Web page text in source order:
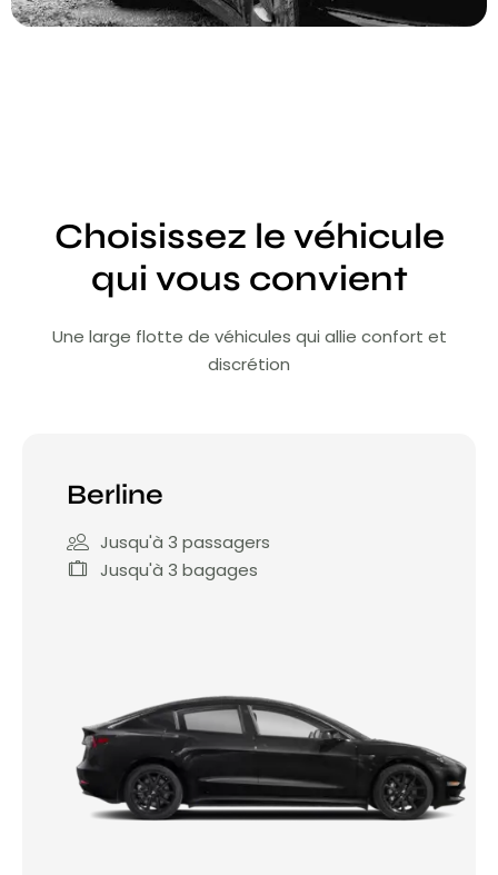
Choisissez le véhicule
qui vous convient
Une large flotte de véhicules qui allie confort et
discrétion
Berline
Jusqu'à 3 passagers
Jusqu'à 3 bagages